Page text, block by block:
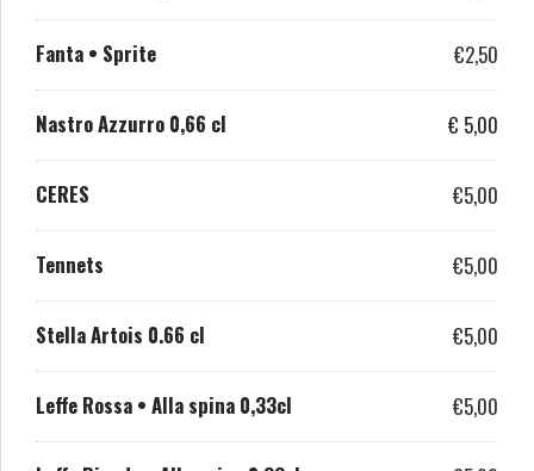
Fanta • Sprite €2,50
Nastro Azzurro 0,66 cl € 5,00
CERES €5,00
Tennets €5,00
Stella Artois 0.66 cl €5,00
Leffe Rossa • Alla spina 0,33cl €5,00